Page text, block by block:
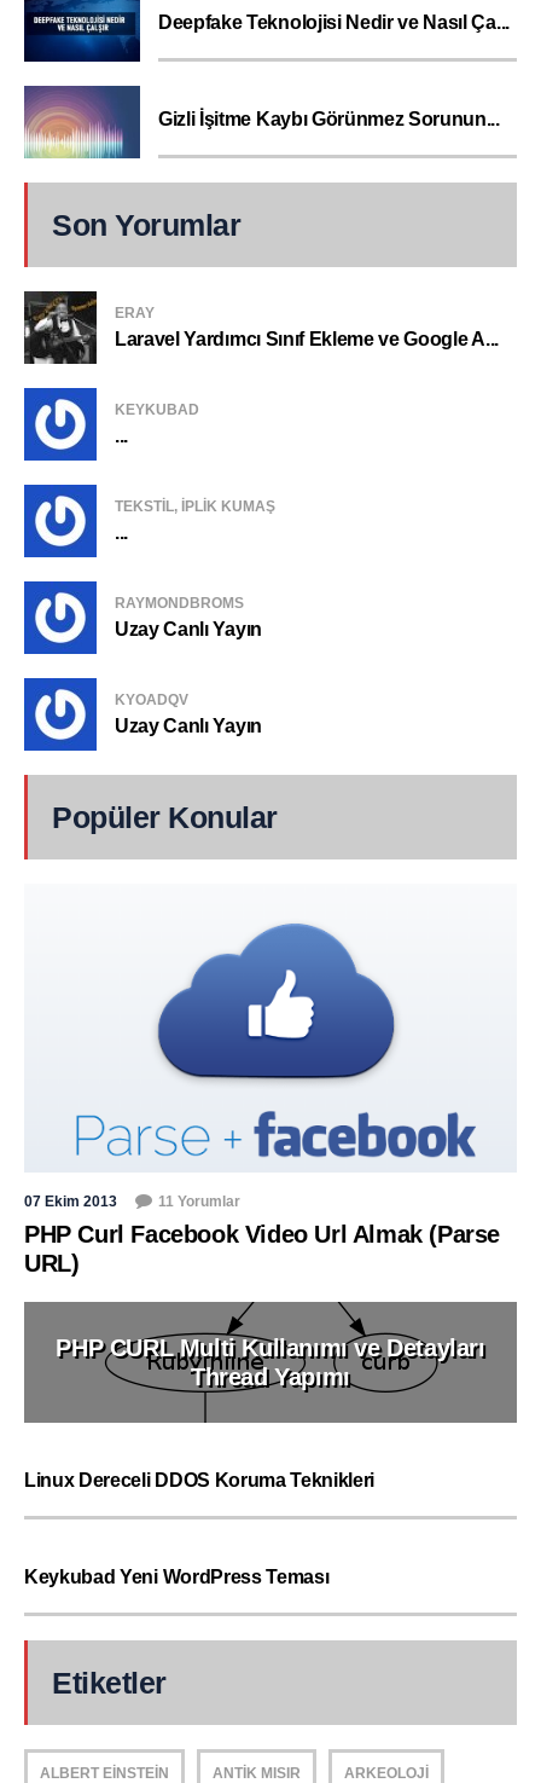
Deepfake Teknolojisi Nedir ve Nasıl Ça...
Gizli İşitme Kaybı Görünmez Sorunun...
Son Yorumlar
ERAY
Laravel Yardımcı Sınıf Ekleme ve Google A...
KEYKUBAD
...
TEKSTIL, IPLIK KUMAŞ
...
RAYMONDBROMS
Uzay Canlı Yayın
KYOADQV
Uzay Canlı Yayın
Popüler Konular
07 Ekim 2013 11 Yorumlar
PHP Curl Facebook Video Url Almak (Parse
URL)
PHP CURL Multi Kullanımı ve Detayları
Thread Yapımı
Linux Dereceli DDOS Koruma Teknikleri
Keykubad Yeni WordPress Teması
Etiketler
ALBERT EINSTEIN ANTIK MISIR ARKEOLOJI